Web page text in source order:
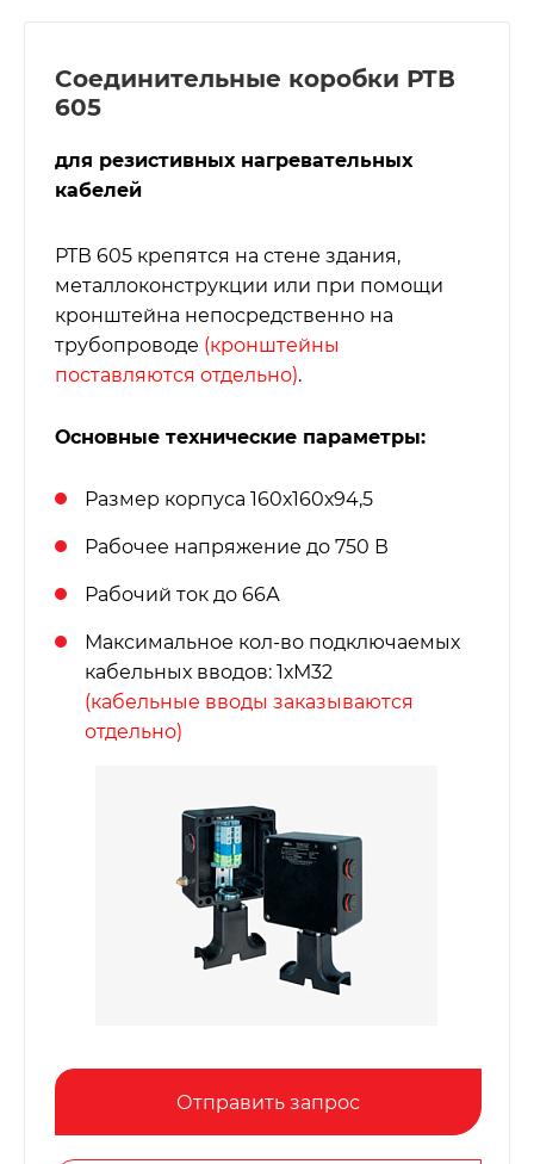
Соединительные коробки РТВ
605
для резистивных нагревательных
кабелей
РТВ 605 крепятся на стене здания,
металлоконструкции или при помощи
кронштейна непосредственно на
трубопроводе (кронштейны
поставляются отдельно).
Основные технические параметры:
Размер корпуса 160х160х94,5
Рабочее напряжение до 750 В
Рабочий ток до 66А
Максимальное кол-во подключаемых
кабельных вводов: 1хМ32
(кабельные вводы заказываются
отдельно)
Отправить запрос